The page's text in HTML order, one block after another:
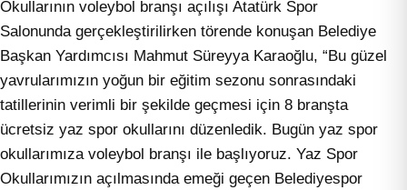
Okullarının voleybol branşı açılışı Atatürk Spor
Salonunda gerçekleştirilirken törende konuşan Belediye
Başkan Yardımcısı Mahmut Süreyya Karaoğlu, “Bu güzel
yavrularımızın yoğun bir eğitim sezonu sonrasındaki
tatillerinin verimli bir şekilde geçmesi için 8 branşta
ücretsiz yaz spor okullarını düzenledik. Bugün yaz spor
okullarımıza voleybol branşı ile başlıyoruz. Yaz Spor
Okullarımızın açılmasında emeği geçen Belediyespor